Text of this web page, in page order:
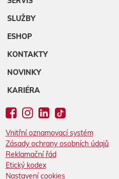
SLUŽBY
ESHOP
KONTAKTY
NOVINKY
KARIÉRA
Vnitřní oznamovací systém
Zásady ochrany osobních údajů
Reklamační řád
Etický kodex
Nastavení cookies